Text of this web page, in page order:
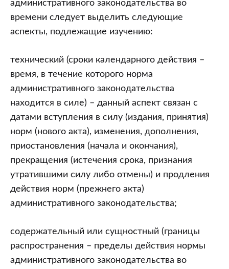
административного законодательства во
времени следует выделить следующие
аспекты, подлежащие изучению:
технический (сроки календарного действия –
время, в течение которого норма
административного законодательства
находится в силе) – данный аспект связан с
датами вступления в силу (издания, принятия)
норм (нового акта), изменения, дополнения,
приостановления (начала и окончания),
прекращения (истечения срока, признания
утратившими силу либо отмены) и продления
действия норм (прежнего акта)
административного законодательства;
содержательный или сущностный (границы
распространения – пределы действия нормы
административного законодательства во